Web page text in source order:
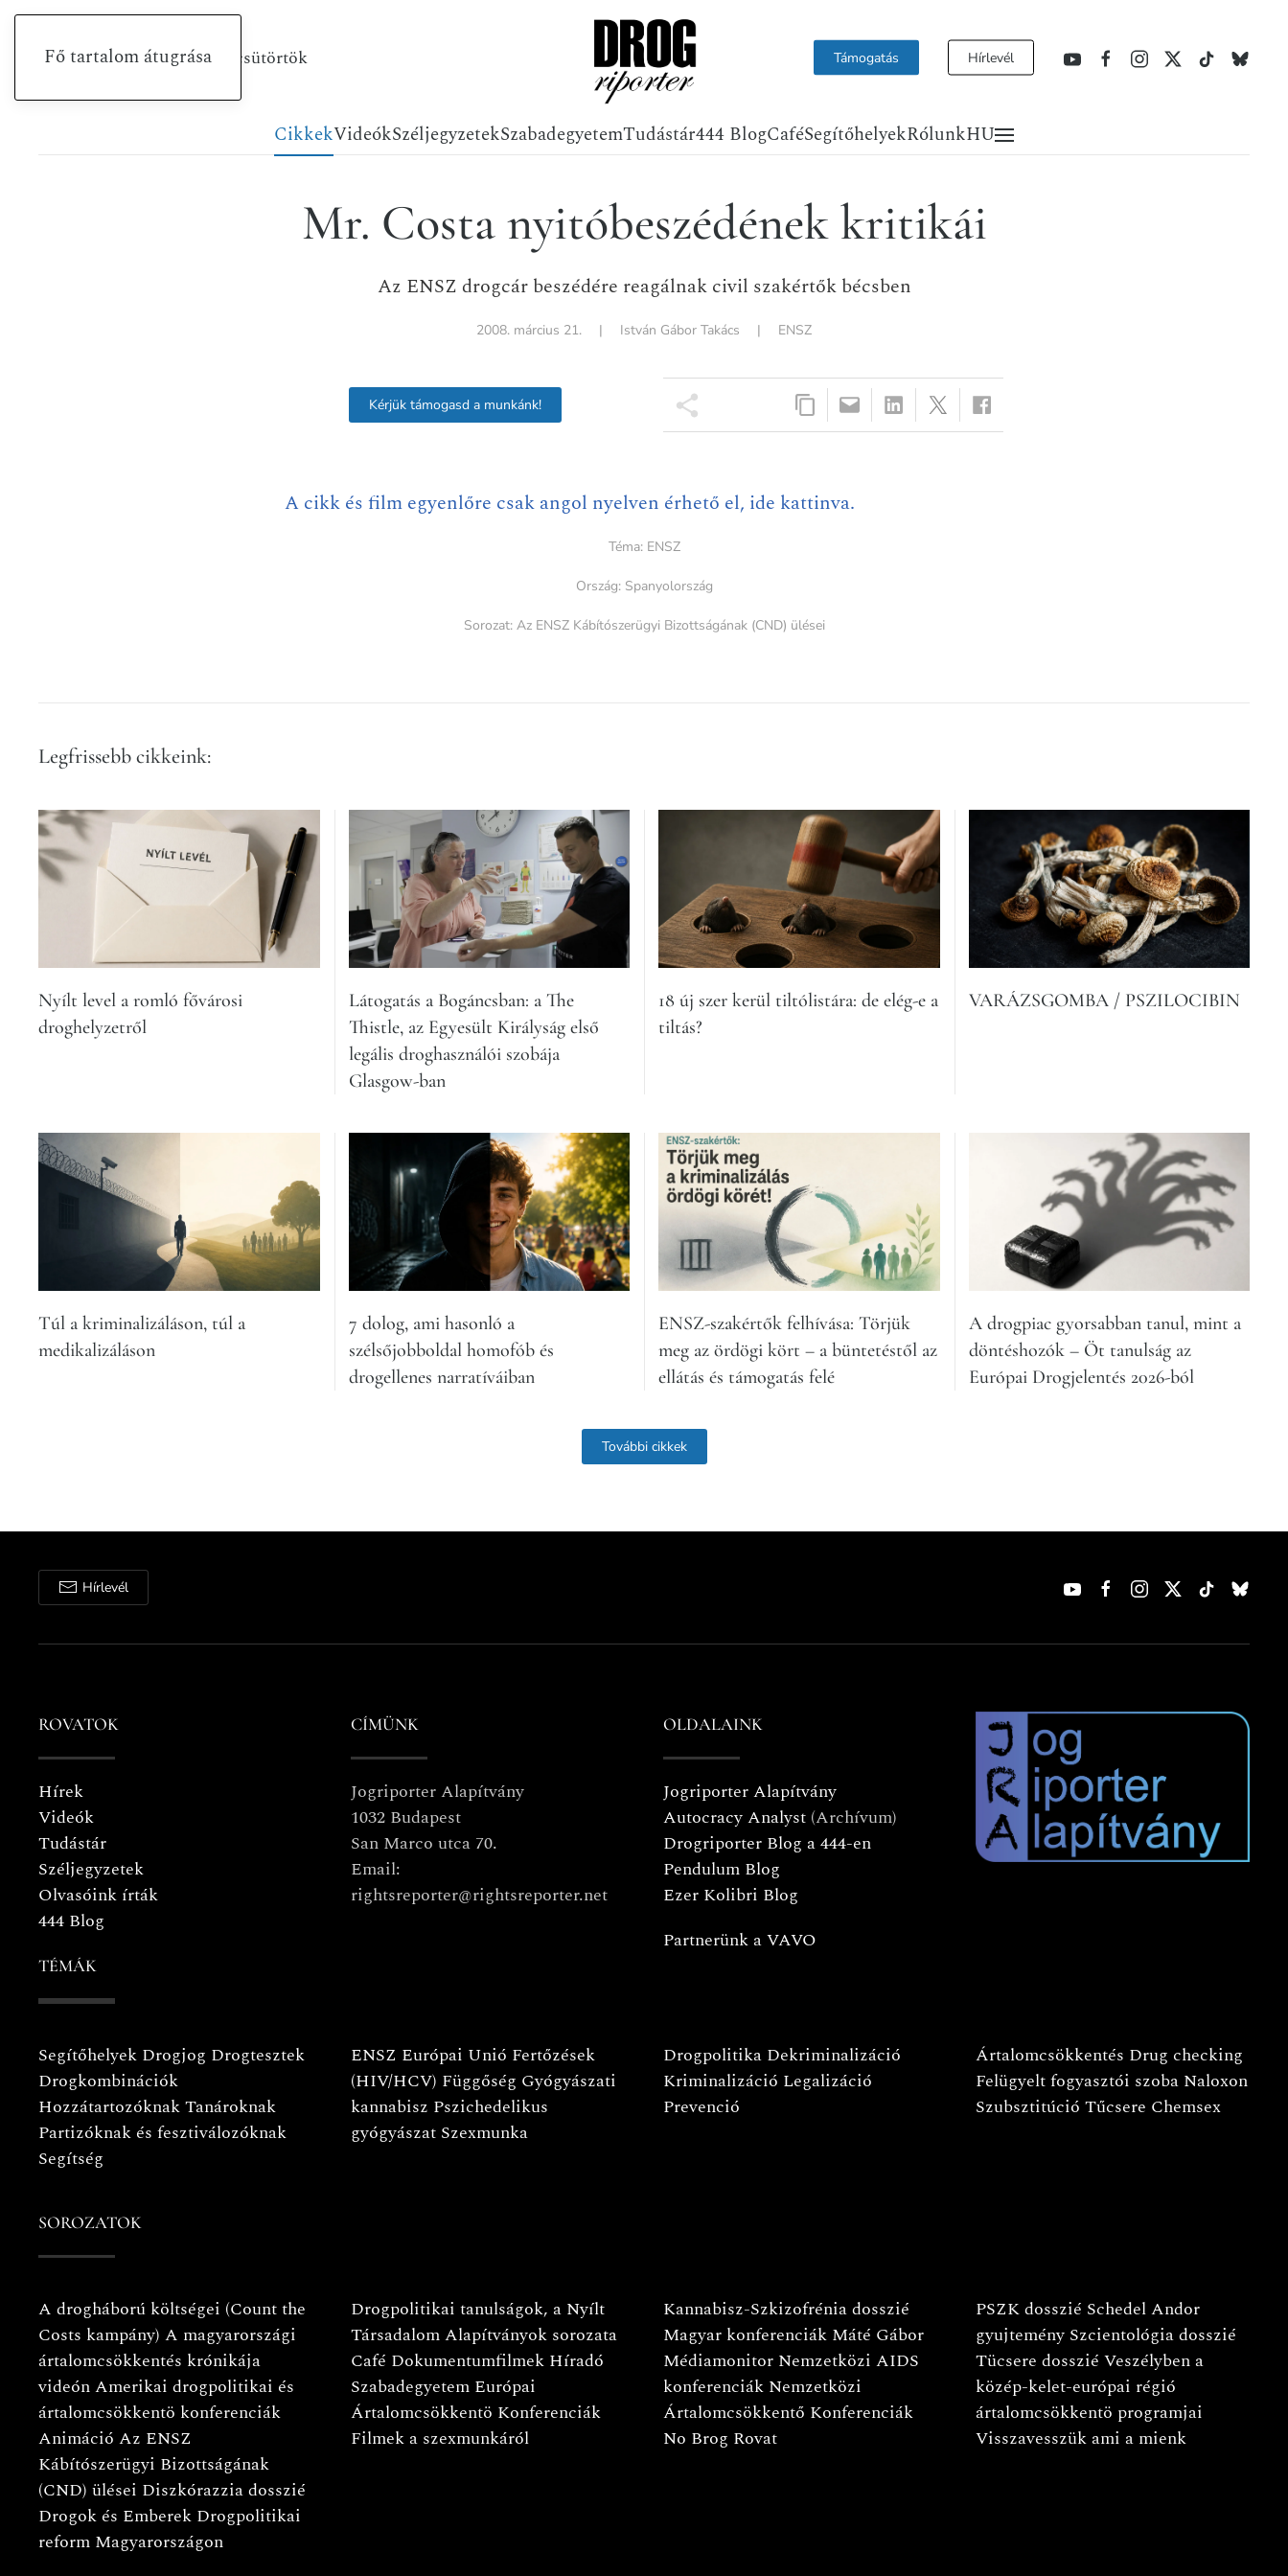
Fő tartalom átugrása
2026. augusztus 6., csütörtök Támogatás Hírlevél
CikkekVideókSzéljegyzetekSzabadegyetemTudástár444 BlogCaféSegítőhelyekRólunkHU
Mr. Costa nyitóbeszédének kritikái
Az ENSZ drogcár beszédére reagálnak civil szakértők bécsben
2008. március 21. | István Gábor Takács | ENSZ
Kérjük támogasd a munkánk!
A cikk és film egyenlőre csak angol nyelven érhető el, ide kattinva.
Téma: ENSZ
Ország: Spanyolország
Sorozat: Az ENSZ Kábítószerügyi Bizottságának (CND) ülései
Legfrissebb cikkeink:
Nyílt level a romló fővárosi
droghelyzetről
Látogatás a Bogáncsban: a The
Thistle, az Egyesült Királyság első
legális droghasználói szobája
Glasgow-ban
18 új szer kerül tiltólistára: de elég-e a
tiltás?
VARÁZSGOMBA / PSZILOCIBIN
Túl a kriminalizáláson, túl a
medikalizáláson
7 dolog, ami hasonló a
szélsőjobboldal homofób és
drogellenes narratíváiban
ENSZ-szakértők felhívása: Törjük
meg az ördögi kört – a büntetéstől az
ellátás és támogatás felé
A drogpia­c gyorsabban tanul, mint a
döntéshozók – Öt tanulság az
Európai Drogjelentés 2026-ból
További cikkek
Hírlevél
ROVATOK
Hírek
Videók
Tudástár
Széljegyzetek
Olvasóink írták
444 Blog
CÍMÜNK
Jogriporter Alapítvány
1032 Budapest
San Marco utca 70.
Email:
rightsreporter@rightsreporter.net
OLDALAINK
Jogriporter Alapítvány
Autocracy Analyst (Archívum)
Drogriporter Blog a 444-en
Pendulum Blog
Ezer Kolibri Blog
Partnerünk a VAVO
TÉMÁK
Segítőhelyek Drogjog Drogtesztek
Drogkombinációk
HozzátartozóknakTanároknak
Partizóknak és fesztiválozóknak
Segítség
ENSZ Európai Unió Fertőzések
(HIV/HCV) Függőség Gyógyászati
kannabisz Pszichedelikus
gyógyászat Szexmunka
Drogpolitika Dekriminalizáció
Kriminalizáció Legalizáció
Prevenció
Ártalomcsökkentés Drug checking
Felügyelt fogyasztói szoba Naloxon
Szubsztitúció Tűcsere Chemsex
SOROZATOK
A drogháború költségei (Count the
Costs kampány) A magyarországi
ártalomcsökkentés krónikája
videónAmerikai drogpolitikai és
ártalomcsökkentö konferenciák
Animáció Az ENSZ
Kábítószerügyi Bizottságának
(CND) ülései Diszkórazzia dosszié
Drogok és Emberek Drogpolitikai
reform Magyarországon
Drogpolitikai tanulságok, a Nyílt
Társadalom Alapítványok sorozata
Café Dokumentumfilmek Híradó
Szabadegyetem Európai
Ártalomcsökkentö Konferenciák
Filmek a szexmunkáról
Kannabisz-Szkizofrénia dosszié
Magyar konferenciák Máté Gábor
Médiamonitor Nemzetközi AIDS
konferenciák Nemzetközi
Ártalomcsökkentő Konferenciák
No Brog Rovat
PSZK dosszié Schedel Andor
gyujtemény Szcientológia dosszié
Tücsere dosszié Veszélyben a
közép-kelet-európai régió
ártalomcsökkentö programjai
Visszavesszük ami a mienk